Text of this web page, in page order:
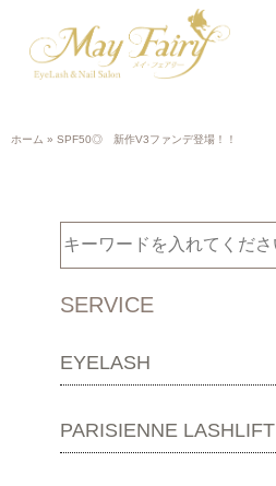
ホーム » SPF50◎ 新作V3ファンデ登場！！
SERVICE
EYELASH
PARISIENNE LASHLIFT